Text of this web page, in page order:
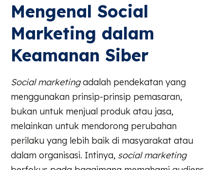
Mengenal Social
Marketing dalam
Keamanan Siber
Social marketingadalah pendekatan yang
menggunakan prinsip-prinsip pemasaran,
bukan untuk menjual produk atau jasa,
melainkan untuk mendorong perubahan
perilaku yang lebih baik di masyarakat atau
dalam organisasi. Intinya, social marketing